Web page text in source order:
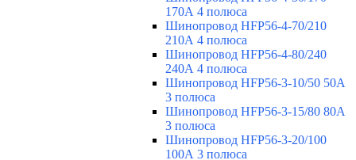
170А 4 полюса
Шинопровод HFP56-4-70/210
210А 4 полюса
Шинопровод HFP56-4-80/240
240А 4 полюса
Шинопровод HFP56-3-10/50 50А
3 полюса
Шинопровод HFP56-3-15/80 80А
3 полюса
Шинопровод HFP56-3-20/100
100А 3 полюса